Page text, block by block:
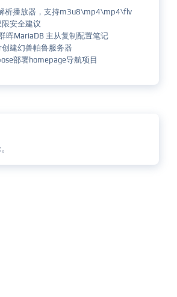
析播放器，支持m3u8\mp4\mp4\flv
安全建议
晖MariaDB 主从复制配置笔记
建幻兽帕鲁服务器
部署homepage导航项目